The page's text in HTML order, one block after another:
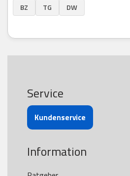
BZ
TG DW
Service
Kundenservice
Information